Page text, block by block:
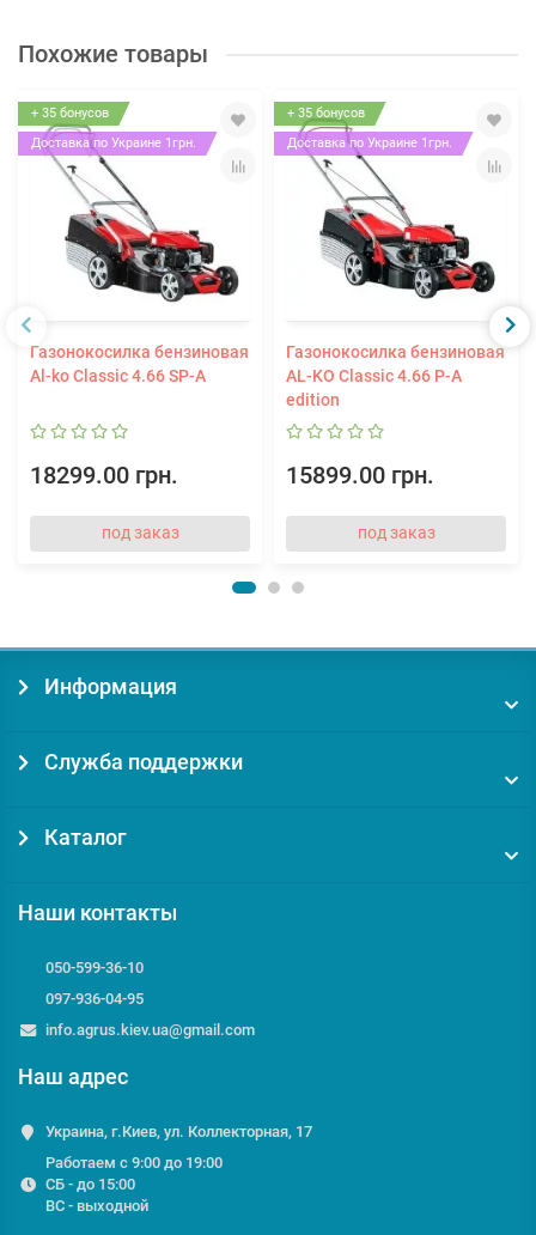
Похожие товары
+ 35 бонусов
Доставка по Украине 1грн.
Газонокосилка бензиновая
Al-ko Classic 4.66 SP-A
18299.00 грн.
под заказ
+ 35 бонусов
Доставка по Украине 1грн.
Газонокосилка бензиновая
AL-KO Classic 4.66 P-A
edition
15899.00 грн.
под заказ
Информация
Служба поддержки
Каталог
Наши контакты
050-599-36-10
097-936-04-95
info.agrus.kiev.ua@gmail.com
Наш адрес
Украина, г.Киев, ул. Коллекторная, 17
Работаем с 9:00 до 19:00
СБ - до 15:00
ВС - выходной